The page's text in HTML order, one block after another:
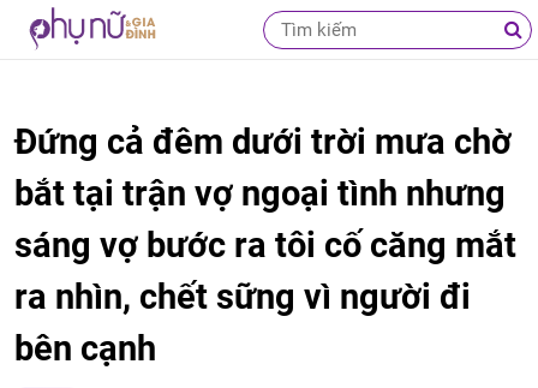
Đứng cả đêm dưới trời mưa chờ
bắt tại trận vợ ngoại tình nhưng
sáng vợ bước ra tôi cố căng mắt
ra nhìn, chết sững vì người đi
bên cạnh